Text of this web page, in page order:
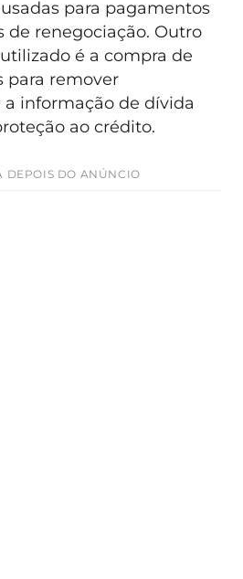
para pagamentos
de renegociação. Outro
é a compra de
para remover
informação de dívida
ao crédito.
DEPOIS DO ANÚNCIO